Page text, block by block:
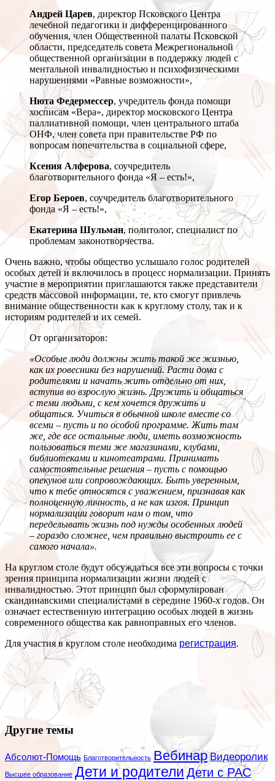
Андрей Царев, директор Псковского Центра
лечебной педагогики и дифференцированного
обучения, член Общественной палаты Псковской
области, председатель совета Межрегиональной
общественной организации в поддержку людей с
ментальной инвалидностью и психофизическими
нарушениями «Равные возможности»,
Нюта Федермессер, учредитель фонда помощи
хосписам «Вера», директор московского Центра
паллиативной помощи, член центрального штаба
ОНФ, член совета при правительстве РФ по
вопросам попечительства в социальной сфере,
Ксения Алферова, соучредитель
благотворительного фонда «Я – есть!»,
Егор Бероев, соучредитель благотворительного
фонда «Я – есть!»,
Екатерина Шульман, политолог, специалист по
проблемам законотворчества.
Очень важно, чтобы общество услышало голос родителей
особых детей и включилось в процесс нормализации. Принять
участие в мероприятии приглашаются также представители
средств массовой информации, те, кто смогут привлечь
внимание общественности как к круглому столу, так и к
историям родителей и их семей.
От организаторов:
«Особые люди должны жить такой же жизнью,
как их ровесники без нарушений. Расти дома с
родителями и начать жить отдельно от них,
вступив во взрослую жизнь. Дружить и общаться
с теми людьми, с кем хочется дружить и
общаться. Учиться в обычной школе вместе со
всеми – пусть и по особой программе. Жить там
же, где все остальные люди, иметь возможность
пользоваться теми же магазинами, клубами,
библиотеками и кинотеатрами. Принимать
самостоятельные решения – пусть с помощью
опекунов или сопровождающих. Быть уверенным,
что к тебе относятся с уважением, признавая как
полноценную личность, а не как изгоя. Принцип
нормализации говорит нам о том, что
переделывать жизнь под нужды особенных людей
– гораздо сложнее, чем правильно выстроить ее с
самого начала».
На круглом столе будут обсуждаться все эти вопросы с точки
зрения принципа нормализации жизни людей с
инвалидностью. Этот принцип был сформулирован
скандинавскими специалистами в середине 1960-х годов. Он
означает естественную интеграцию особых людей в жизнь
современного общества как равноправных его членов.
Для участия в круглом столе необходима регистрация.
Другие темы
Абсолют-Помощь Благотворительность Вебинар Видеоролик
Высшее образование Дети и родителиДети с РАС